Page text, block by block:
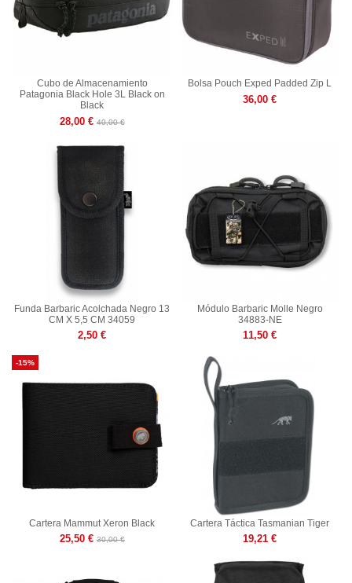
Cubo de Almacenamiento
Patagonia Black Hole 3L Black on
Black
28,00 € 40,00 €
Bolsa Pouch Exped Padded Zip L
36,00 €
Funda Barbaric Acolchada Negro 13
CM X 5,5 CM 34059
2,50 €
Módulo Barbaric Molle Negro
34883-NE
11,50 €
-15%
Cartera Mammut Xeron Black
25,50 € 30,00 €
Cartera Táctica Tasmanian Tiger
19,21 €